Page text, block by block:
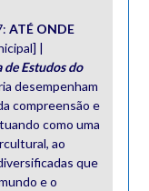
ATÉ ONDE
|
Estudos do
desempenham
compreensão e
como uma
ao
que
e o